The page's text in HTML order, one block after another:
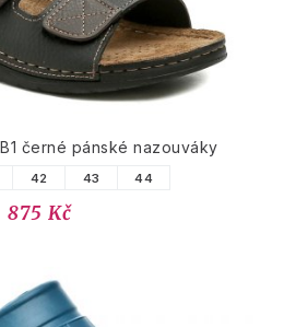
černé pánské nazouváky
42 43 44
875 Kč